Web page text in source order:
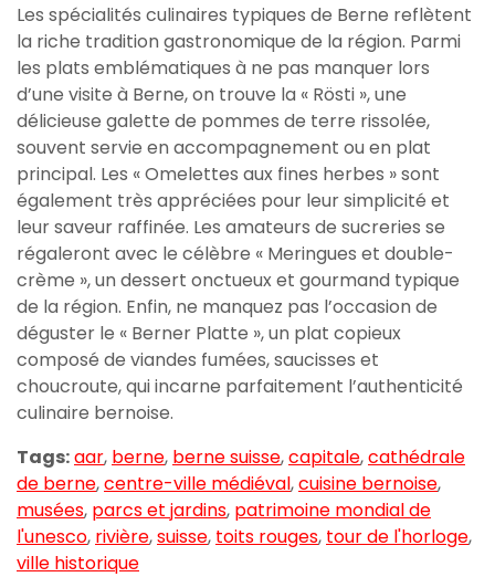
Les spécialités culinaires typiques de Berne reflètent
la riche tradition gastronomique de la région. Parmi
les plats emblématiques à ne pas manquer lors
d’une visite à Berne, on trouve la « Rösti », une
délicieuse galette de pommes de terre rissolée,
souvent servie en accompagnement ou en plat
principal. Les « Omelettes aux fines herbes » sont
également très appréciées pour leur simplicité et
leur saveur raffinée. Les amateurs de sucreries se
régaleront avec le célèbre « Meringues et double-
crème », un dessert onctueux et gourmand typique
de la région. Enfin, ne manquez pas l’occasion de
déguster le « Berner Platte », un plat copieux
composé de viandes fumées, saucisses et
choucroute, qui incarne parfaitement l’authenticité
culinaire bernoise.
Tags:aar, berne, berne suisse,capitale,cathédrale
de berne,centre-ville médiéval,cuisine bernoise,
musées, parcs et jardins, patrimoine mondial de
l'unesco, rivière,suisse, toits rouges, tour de l'horloge,
ville historique